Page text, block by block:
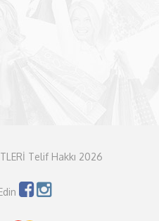
Telif Hakkı 2026